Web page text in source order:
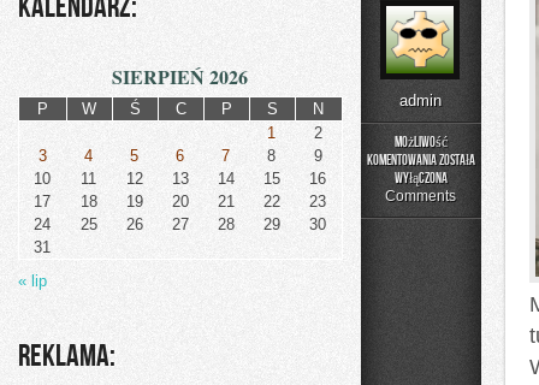
admin
Możliwość
komentowaniazostała
wyłączona
Comments
Kalendarz:
SIERPIEŃ 2026
P W Ś C P S
N
1
2
3
4 5 6 7 8
9
10
11 12 13 14 15
16
17
18 19 20 21 22
23
24
25 26 27 28 29
30
31
« lip
Reklama: